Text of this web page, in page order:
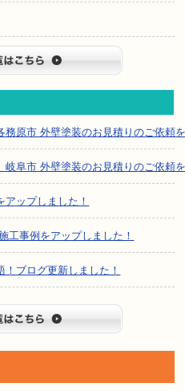
務原市 外壁塗装のお見積りのご依頼
岐阜市 外壁塗装のお見積りのご依頼
ップしました！
工事例をアップしました！
ブログ更新しました！